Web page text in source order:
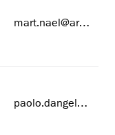
mart.nael@artun.ee
paolo.dangelo@artun.ee